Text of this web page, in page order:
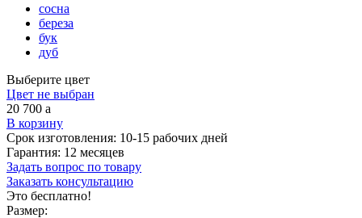
сосна
береза
бук
дуб
Выберите цвет
Цвет не выбран
20 700 a
В корзину
Срок изготовления: 10-15 рабочих дней
Гарантия: 12 месяцев
Задать вопрос по товару
Заказать консультацию
Это бесплатно!
Размер: